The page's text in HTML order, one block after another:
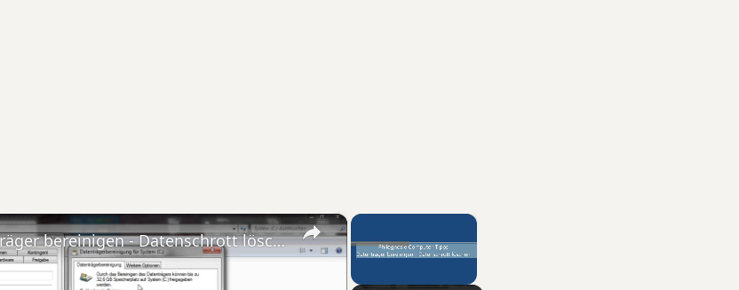
×
×
Windows 7: Datenträger bereinigen - Datenschrott löschen